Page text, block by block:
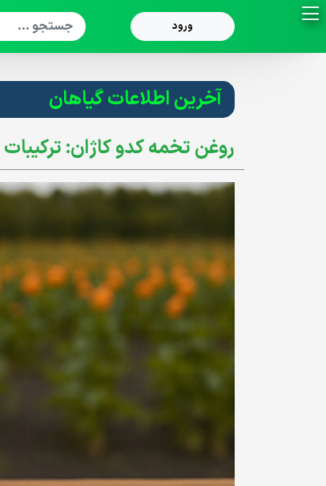
گروه بندی محصولات
تولید اختصاصی
تأمین مواد اولیه
ورود
آخرین اطلاعات گیاهان
روغن تخمه کدو کاژان: